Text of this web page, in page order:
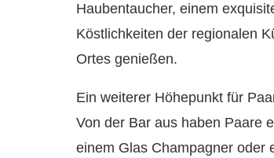
Haubentaucher, einem
Köstlichkeiten der regionalen
Ortes genießen.
Ein weiterer Höhepunkt für
Von der Bar aus haben Paare
einem Glas Champagner oder